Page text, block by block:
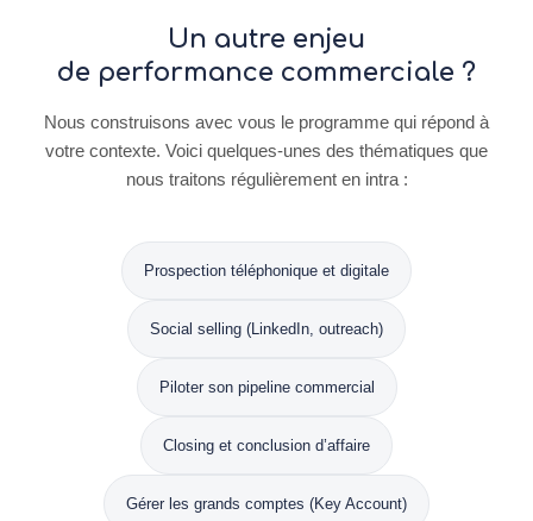
Un autre enjeu
de performance commerciale ?
Nous construisons avec vous le programme qui répond à
votre contexte. Voici quelques-unes des thématiques que
nous traitons régulièrement en intra :
Prospection téléphonique et digitale
Social selling (LinkedIn, outreach)
Piloter son pipeline commercial
Closing et conclusion d’affaire
Gérer les grands comptes (Key Account)